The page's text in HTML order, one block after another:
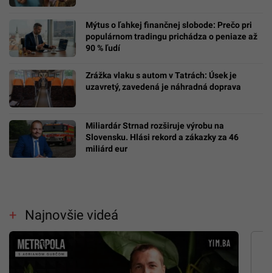
Mýtus o ľahkej finančnej slobode: Prečo pri
populárnom tradingu prichádza o peniaze až
90 % ľudí
Zrážka vlaku s autom v Tatrách: Úsek je
uzavretý, zavedená je náhradná doprava
Miliardár Strnad rozširuje výrobu na
Slovensku. Hlási rekord a zákazky za 46
miliárd eur
Najnovšie videá